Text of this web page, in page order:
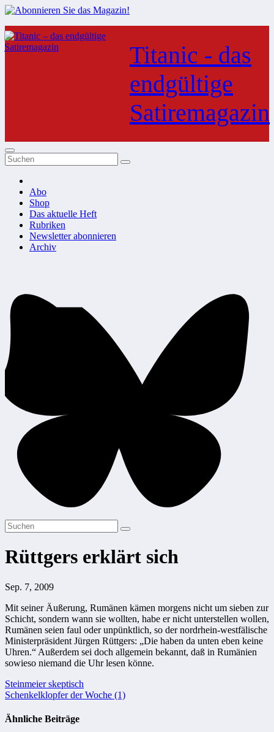
Zum
Inhalt
springen
Titanic - das
endgültige
Satiremagazin
Abo
Shop
Das aktuelle Heft
Rubriken
Newsletter abonnieren
Archiv
Rüttgers erklärt sich
Sep. 7, 2009
Mit seiner Äußerung, Rumänen kämen morgens nicht um sieben zur
Schicht, sondern wann sie wollten, habe er nicht unterstellen wollen,
Rumänen seien faul oder unpünktlich, so der nordrhein-westfälische
Ministerpräsident Jürgen Rüttgers: „Die haben da unten eben keine
Uhren.“ Außerdem sei doch allgemein bekannt, daß in Rumänien
sowieso niemand die Uhr lesen könne.
Beitragsnavigation
Steinmeier skeptisch
Schenkelklopfer der Woche (1)
Ähnliche Beiträge